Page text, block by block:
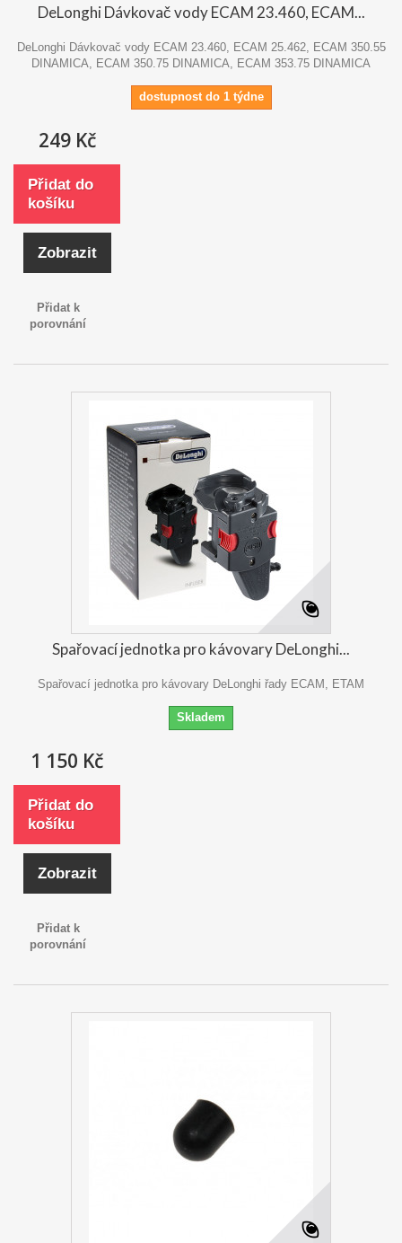
DeLonghi Dávkovač vody ECAM 23.460, ECAM...
DeLonghi Dávkovač vody ECAM 23.460, ECAM 25.462, ECAM 350.55
DINAMICA, ECAM 350.75 DINAMICA, ECAM 353.75 DINAMICA
dostupnost do 1 týdne
249 Kč
Přidat do
košíku
Zobrazit
Přidat k
porovnání
Spařovací jednotka pro kávovary DeLonghi...
Spařovací jednotka pro kávovary DeLonghi řady ECAM, ETAM
Skladem
1 150 Kč
Přidat do
košíku
Zobrazit
Přidat k
porovnání